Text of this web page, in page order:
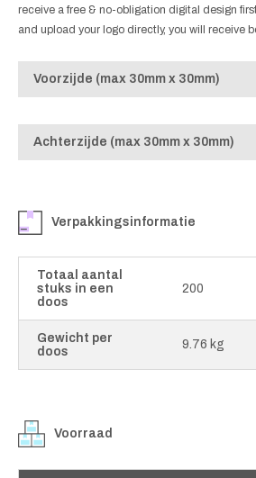
receive a free & no-obligation digital design
and upload your logo directly, you will receive
Voorzijde (max 30mm x 30mm)
Achterzijde (max 30mm x 30mm)
Verpakkingsinformatie
Totaal aantal
stuks in een
doos
200
Gewicht per
doos
9.76 kg
Voorraad